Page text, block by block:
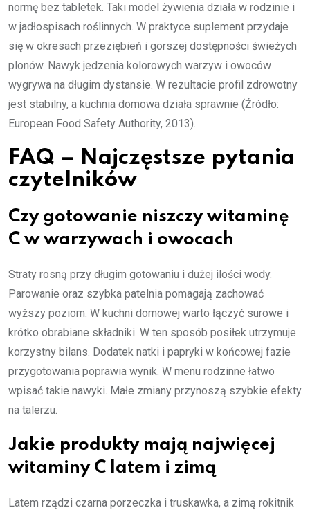
normę bez tabletek. Taki model żywienia działa w rodzinie i
w jadłospisach roślinnych. W praktyce suplement przydaje
się w okresach przeziębień i gorszej dostępności świeżych
plonów. Nawyk jedzenia kolorowych warzyw i owoców
wygrywa na długim dystansie. W rezultacie profil zdrowotny
jest stabilny, a kuchnia domowa działa sprawnie (Źródło:
European Food Safety Authority, 2013).
FAQ – Najczęstsze pytania
czytelników
Czy gotowanie niszczy witaminę
C w warzywach i owocach
Straty rosną przy długim gotowaniu i dużej ilości wody.
Parowanie oraz szybka patelnia pomagają zachować
wyższy poziom. W kuchni domowej warto łączyć surowe i
krótko obrabiane składniki. W ten sposób posiłek utrzymuje
korzystny bilans. Dodatek natki i papryki w końcowej fazie
przygotowania poprawia wynik. W menu rodzinne łatwo
wpisać takie nawyki. Małe zmiany przynoszą szybkie efekty
na talerzu.
Jakie produkty mają najwięcej
witaminy C latem i zimą
Latem rządzi czarna porzeczka i truskawka, a zimą rokitnik